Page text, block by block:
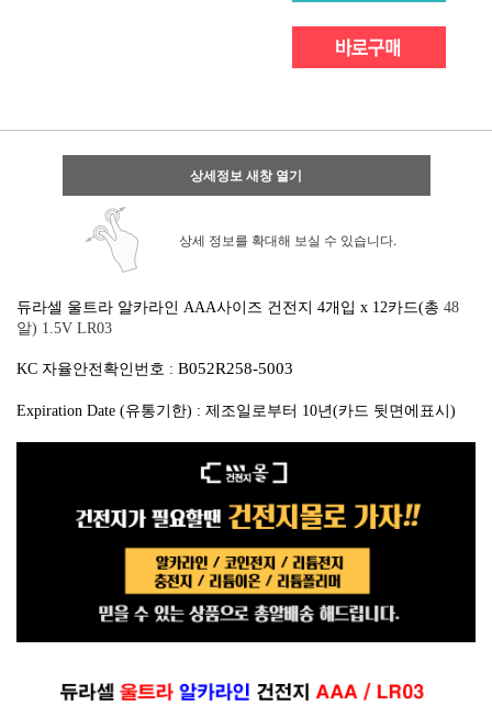
상세정보 새창 열기
상세 정보를 확대해 보실 수 있습니다.
듀라셀 울트라 알카라인 AAA사이즈 건전지 4개입 x 12카드(총 48
알) 1.5V LR03
KC 자율안전확인번호 : B052R258-5003
Expiration Date (유통기한) : 제조일로부터 10년(카드 뒷면에표시)